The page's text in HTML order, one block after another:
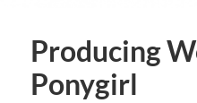
Producing
Ponygirl